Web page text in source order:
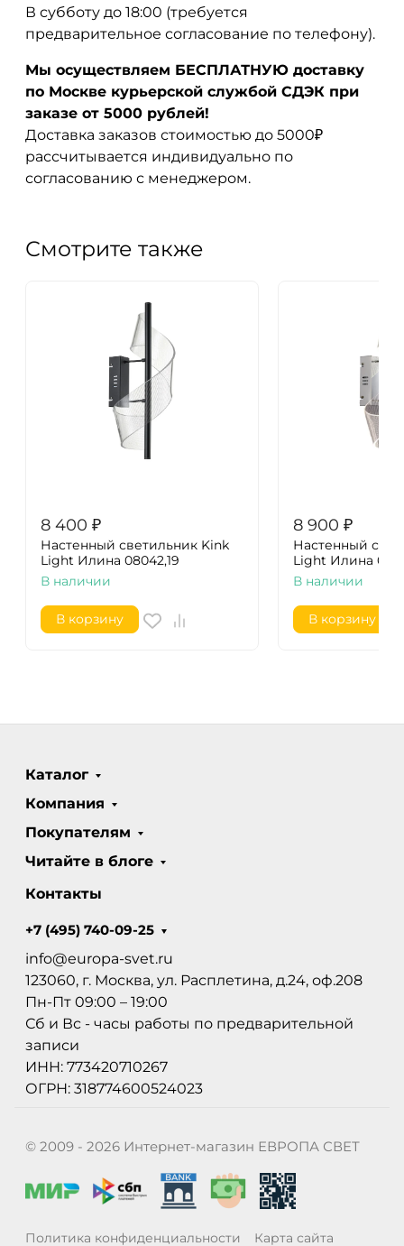
В субботу до 18:00 (требуется
предварительное согласование по телефону).
Мы осуществляем БЕСПЛАТНУЮ доставку
по Москве курьерской службой СДЭК при
заказе от 5000 рублей!
Доставка заказов стоимостью до 5000₽
рассчитывается индивидуально по
согласованию с менеджером.
Смотрите также
8 400 ₽
Настенный светильник Kink
Light Илина 08042,19
В наличии
В корзину
8 900 ₽
Настенный
Light Илина
В наличии
В корзину
Каталог
Компания
Покупателям
Читайте в блоге
Контакты
+7 (495) 740-09-25
info@europa-svet.ru
123060, г. Москва, ул. Расплетина, д.24, оф.208
Пн-Пт 09:00 – 19:00
Сб и Вс - часы работы по предварительной
записи
ИНН: 773420710267
ОГРН: 318774600524023
© 2009 - 2026 Интернет-магазин ЕВРОПА СВЕТ
Политика конфиденциальности Карта сайта